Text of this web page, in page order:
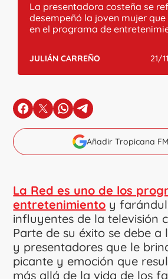
La presentadora costeña se
desempeñó la joven mujer
en el programa de
JULIÁN CARREÑO 21/
en Facebook
en Xen Whatsapp
en Telegram
Añadir Tropicana
La Red es uno de los
entretenimiento y
influyentes de la televisión
Parte de su éxito se debe a
y presentadores que le
picante y emoción que
más allá de la vida de los